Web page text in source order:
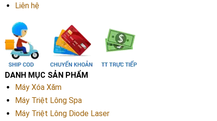
Liên hệ
DANH MỤC SẢN PHẨM
Máy Xóa Xăm
Máy Triệt Lông Spa
Máy Triệt Lông Diode Laser